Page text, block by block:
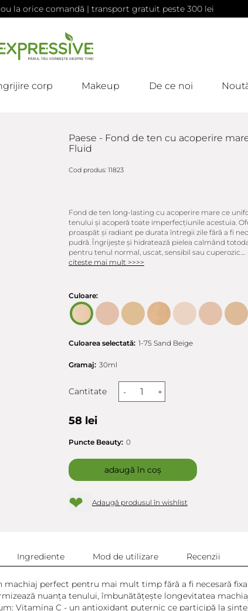
la orice comandă | transport gratuit peste 300 lei
corp Makeup De ce noi
Paese - Fond de ten cu acoperire
Fluid
Cod produs: 11823
Fond de ten long-lasting cu acoperire mare ce
tenului și acoperă toate imperfecțiunile acestuia.
proaspăt și radiant pe durata întregii zile fără a fi
pudră. Îngrijește și hidratează pielea calmând
pentru tenul normal, uscat, sensibil sau cuperozic....
citeste mai mult >>>>
Culoare:
Culoarea selectată: 1-75 Sand Beige
Gramaj: 30ml
Cantitate - +
58 lei
Puncte Beauty: 0
adaugă în coș
❤ Adaugă produsul în wishlist
Ingrediente Mod de utilizare Recenzii
perfect pentru mai mult timp fără a fi necesară
nuanța tenului, îmbunătățește longevitatea
Vitamina C - un antioxidant puternic ce participă la